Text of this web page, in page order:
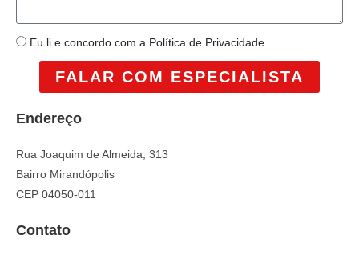
Eu li e concordo com a Política de Privacidade
FALAR COM ESPECIALISTA
Endereço
Rua Joaquim de Almeida, 313
Bairro Mirandópolis
CEP 04050-011
Contato